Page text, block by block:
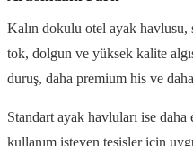
Kalın dokulu otel ayak havlusu,
tok, dolgun ve yüksek kalite
duruş, daha premium his ve
Standart ayak havluları ise
kullanım isteyen tesisler için